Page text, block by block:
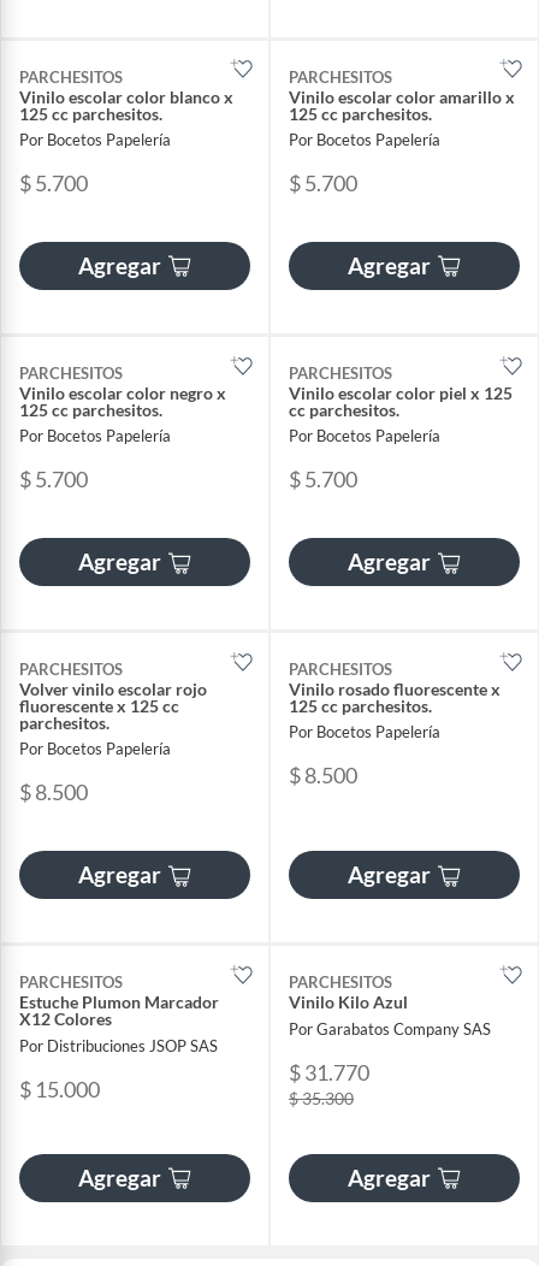
PARCHESITOS
Vinilo escolar color blanco x
125 cc parchesitos.
Por Bocetos Papelería
$ 5.700
Agregar
PARCHESITOS
Vinilo escolar color amarillo x
125 cc parchesitos.
Por Bocetos Papelería
$ 5.700
Agregar
PARCHESITOS
Vinilo escolar color negro x
125 cc parchesitos.
Por Bocetos Papelería
$ 5.700
Agregar
PARCHESITOS
Vinilo escolar color piel x 125
cc parchesitos.
Por Bocetos Papelería
$ 5.700
Agregar
PARCHESITOS
Volver vinilo escolar rojo
fluorescente x 125 cc
parchesitos.
Por Bocetos Papelería
$ 8.500
Agregar
PARCHESITOS
Vinilo rosado fluorescente x
125 cc parchesitos.
Por Bocetos Papelería
$ 8.500
Agregar
PARCHESITOS
Estuche Plumon Marcador
X12 Colores
Por Distribuciones JSOP SAS
$ 15.000
Agregar
PARCHESITOS
Vinilo Kilo Azul
Por Garabatos Company SAS
$ 31.770
$ 35.300
Agregar